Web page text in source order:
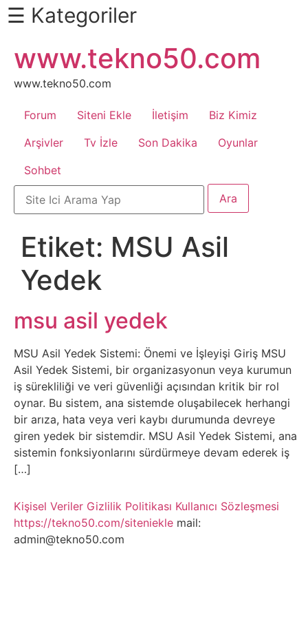
Daha
Fazlası
İçin
Kaydır
Android
Apk
Arabalar
Bankacılık
İşlemleri
Belgesel
Bilgi
Bilgisayar
Bilim
Bitcoin
Çizgi
☰ Kategoriler
atla
www.tekno50.com
www.tekno50.com
Forum Siteni Ekle İletişim
Biz Kimiz
Arşivler
Tv İzle Son Dakika
Oyunlar
Sohbet
Etiket: MSU Asil
Yedek
msu asil yedek
MSU Asil Yedek Sistemi: Önemi ve İşleyişi Giriş MSU
Asil Yedek Sistemi, bir organizasyonun veya kurumun
iş sürekliliği ve veri güvenliği açısından kritik bir rol
oynar. Bu sistem, ana sistemde oluşabilecek herhangi
bir arıza, hata veya veri kaybı durumunda devreye
giren yedek bir sistemdir. MSU Asil Yedek Sistemi, ana
sistemin fonksiyonlarını sürdürmeye devam ederek iş
[…]
Kişisel Veriler Gizlilik Politikası Kullanıcı Sözleşmesi
https://tekno50.com/siteniekle mail:
admin@tekno50.com